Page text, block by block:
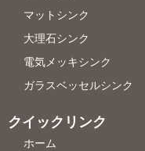
マットシンク
大理石シンク
電気メッキシンク
ガラスベッセルシンク
クイックリンク
ホーム